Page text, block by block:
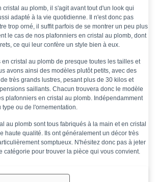
cristal au plomb, il s'agit avant tout d'un look qui
adapté à la vie quotidienne. Il n'est donc pas
trop orné, il suffit parfois de se montrer un peu plus
le cas de nos plafonniers en cristal au plomb, dont
ce qui leur confère un style bien à eux.
en cristal au plomb de presque toutes les tailles et
avons ainsi des modèles plutôt petits, avec des
très grands lustres, pesant plus de 30 kilos et
saillants. Chacun trouvera donc le modèle
plafonniers en cristal au plomb. Indépendamment
ou de l'ornementation.
au plomb sont tous fabriqués à la main et en cristal
haute qualité. Ils ont généralement un décor très
somptueux. N'hésitez donc pas à jeter
catégorie pour trouver la pièce qui vous convient.